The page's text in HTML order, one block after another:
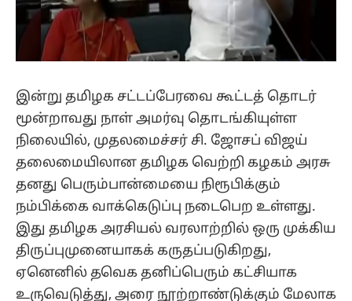
இன்று தமிழக சட்டப்பேரவை கூட்டத் தொடர்
மூன்றாவது நாள் அமர்வு தொடங்கியுள்ள
நிலையில், முதலமைச்சர் சி. ஜோசப் விஜய்
தலைமையிலான தமிழக வெற்றி கழகம் அரசு
தனது பெரும்பான்மையை நிரூபிக்கும்
நம்பிக்கை வாக்கெடுப்பு நடைபெற உள்ளது.
இது தமிழக அரசியல் வரலாற்றில் ஒரு முக்கிய
திருப்புமுனையாகக் கருதப்படுகிறது,
ஏனெனில் தவெக தனிப்பெரும் கட்சியாக
உருவெடுத்து, அரை நூற்றாண்டுக்கும் மேலாக